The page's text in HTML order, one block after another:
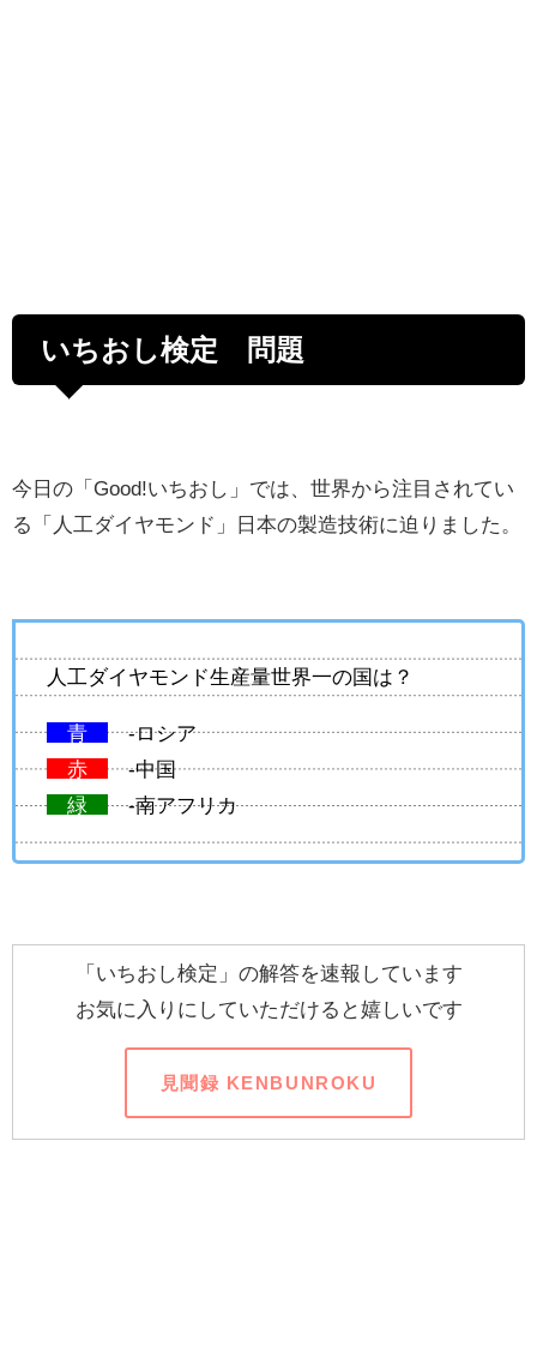
いちおし検定 問題
今日の「Good!いちおし」では、世界から注目されてい
る「人工ダイヤモンド」日本の製造技術に迫りました。
人工ダイヤモンド生産量世界一の国は？
青
-ロシア
赤
-中国
緑
-南アフリカ
「いちおし検定」の解答を速報しています
お気に入りにしていただけると嬉しいです
見聞録 KENBUNROKU